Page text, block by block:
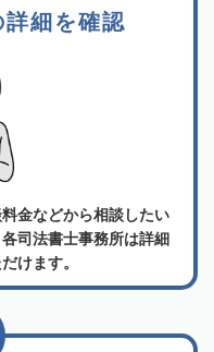
細を確認
金などから相談したい
司法書士事務所は詳細
けます。